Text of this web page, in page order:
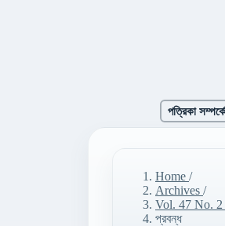
পত্রিকা সম্পর্কে
Home /
Archives /
Vol. 47 No. 2
প্রবন্ধ